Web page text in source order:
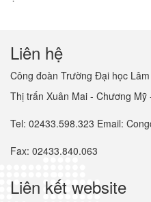
Liên hệ
Công đoàn Trường Đại học
Thị trấn Xuân Mai - Chương Mỹ
Tel: 02433.598.323 Email:
Fax: 02433.840.063
Liên kết website